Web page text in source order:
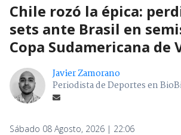
Chile rozó la épica:
sets ante Brasil en
Copa Sudamericana de
Javier Zamorano
Periodista de Deportes en
Sábado 08 Agosto, 2026 | 22:06